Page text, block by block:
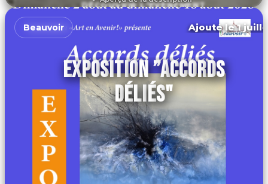
DÉCOUVRIR L'ÉVÉNEMENT
Beauvoir Ajouté le 1
EXPOSITION ”ACCORDS
DÉLIÉS"